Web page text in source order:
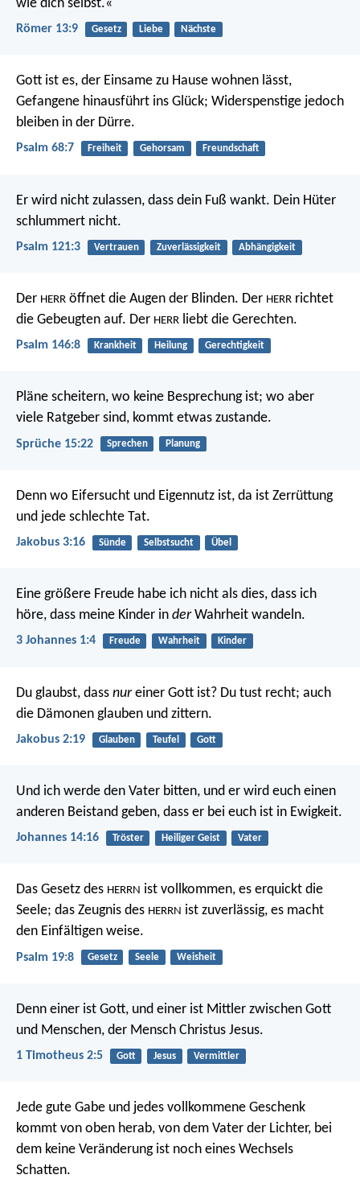
wie dich selbst.«
Römer 13:9 Gesetz Liebe Nächste
Gott ist es, der Einsame zu Hause wohnen lässt,
Gefangene hinausführt ins Glück; Widerspenstige jedoch
bleiben in der Dürre.
Psalm 68:7 Freiheit Gehorsam Freundschaft
Er wird nicht zulassen, dass dein Fuß wankt. Dein Hüter
schlummert nicht.
Psalm 121:3 Vertrauen Zuverlässigkeit Abhängigkeit
Der HERR öffnet die Augen der Blinden. Der HERR richtet
die Gebeugten auf. Der HERR liebt die Gerechten.
Psalm 146:8 Krankheit Heilung Gerechtigkeit
Pläne scheitern, wo keine Besprechung ist; wo aber
viele Ratgeber sind, kommt etwas zustande.
Sprüche 15:22 Sprechen Planung
Denn wo Eifersucht und Eigennutz ist, da ist Zerrüttung
und jede schlechte Tat.
Jakobus 3:16 Sünde Selbstsucht Übel
Eine größere Freude habe ich nicht als dies, dass ich
höre, dass meine Kinder in derWahrheit wandeln.
3 Johannes 1:4 Freude Wahrheit Kinder
Du glaubst, dass nureiner Gott ist? Du tust recht; auch
die Dämonen glauben und zittern.
Jakobus 2:19 Glauben Teufel Gott
Und ich werde den Vater bitten, und er wird euch einen
anderen Beistand geben, dass er bei euch ist in Ewigkeit.
Johannes 14:16 Tröster Heiliger Geist Vater
Das Gesetz des HERRN ist vollkommen, es erquickt die
Seele; das Zeugnis des HERRN ist zuverlässig, es macht
den Einfältigen weise.
Psalm 19:8 Gesetz Seele Weisheit
Denn einer ist Gott, und einer ist Mittler zwischen Gott
und Menschen, der Mensch Christus Jesus.
1 Timotheus 2:5 Gott Jesus Vermittler
Jede gute Gabe und jedes vollkommene Geschenk
kommt von oben herab, von dem Vater der Lichter, bei
dem keine Veränderung ist noch eines Wechsels
Schatten.